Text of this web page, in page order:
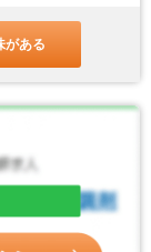
がある